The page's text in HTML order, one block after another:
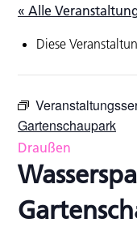
« Alle
Diese
Gartenschaupark
Draußen